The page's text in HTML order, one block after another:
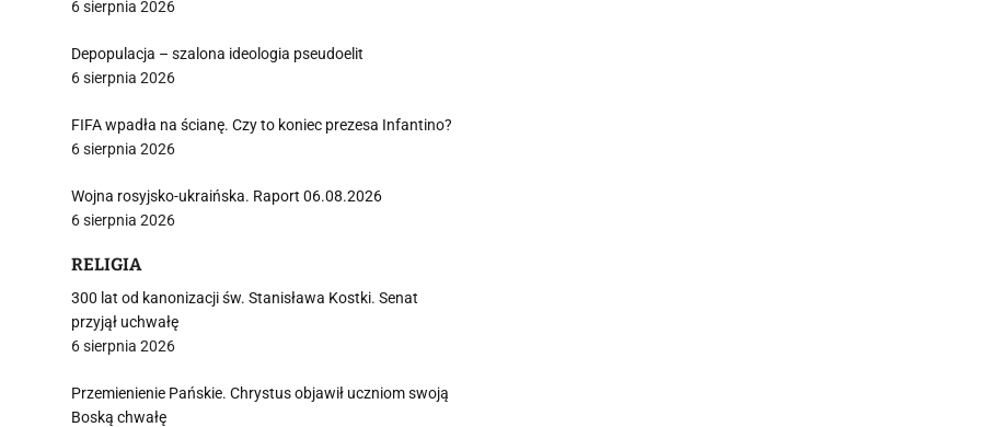
6 sierpnia 2026
Depopulacja – szalona ideologia pseudoelit
6 sierpnia 2026
FIFA wpadła na ścianę. Czy to koniec prezesa Infantino?
6 sierpnia 2026
Wojna rosyjsko-ukraińska. Raport 06.08.2026
6 sierpnia 2026
RELIGIA
300 lat od kanonizacji św. Stanisława Kostki. Senat
przyjął uchwałę
6 sierpnia 2026
Przemienienie Pańskie. Chrystus objawił uczniom swoją
Boską chwałę